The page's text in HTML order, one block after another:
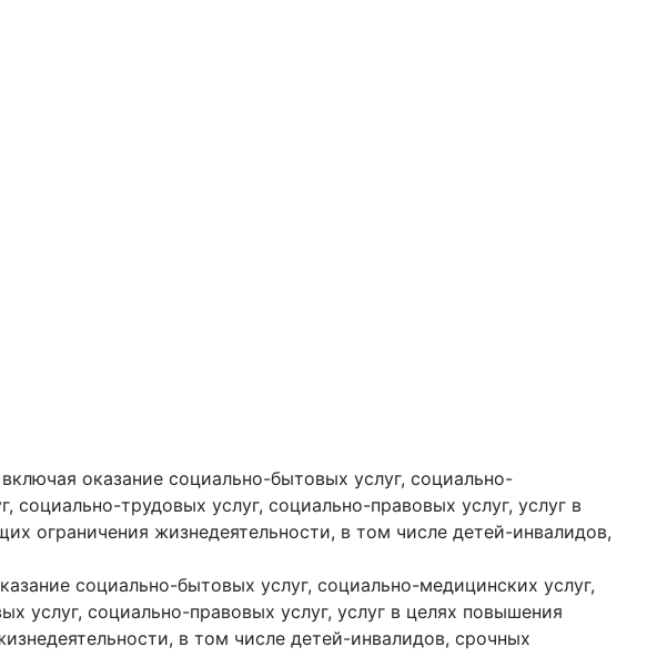
оказание социально-бытовых услуг, социально-
социально-трудовых услуг, социально-правовых услуг, услуг в
ограничения жизнедеятельности, в том числе детей-инвалидов,
социально-бытовых услуг, социально-медицинских услуг,
услуг, социально-правовых услуг, услуг в целях повышения
в том числе детей-инвалидов, срочных